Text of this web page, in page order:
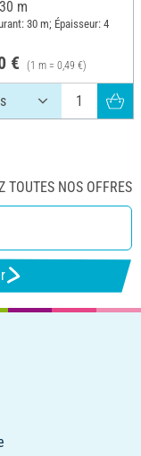
m
30 m; Épaisseur: 4
€ (1 m = 0,49 €)
TOUTES NOS OFFRES